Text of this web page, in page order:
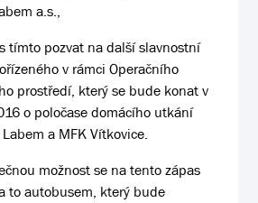
a.s.,
tímto pozvat na další slavnostní
v rámci Operačního
prostředí, který se bude konat v
o poločase domácího utkání
a MFK Vítkovice.
možnost se na tento zápas
to autobusem, který bude